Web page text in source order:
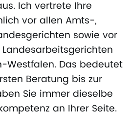
Ich vertrete Ihre
vor allen Amts-,
sowie vor
Westfalen. Das bedeutet
Beratung bis zur
Sie immer dieselbe
an Ihrer Seite.